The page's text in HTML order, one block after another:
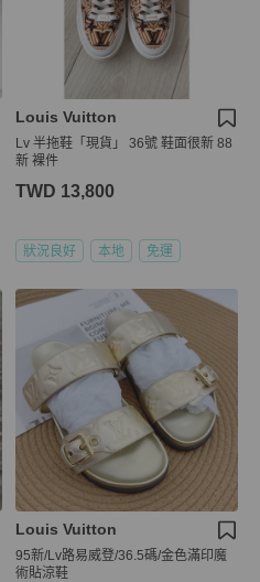
Louis Vuitton
Lv 半拖鞋「現貨」 36號 鞋面很新 88
新 裸件
TWD 13,800
狀況良好 本地 免運
Louis Vuitton
95新/Lv路易威登/36.5碼/金色滿印魔
術貼涼鞋